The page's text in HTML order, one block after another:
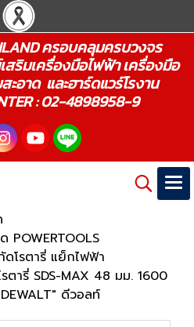
ครอบคลุมครบวงจร
ริมเครื่องมือไฟฟ้า เครื่องมือ
ะอาด และฮาร์ดแวร์โรงาน
: 02-4898958-9
POWERTOOLS
ดโรตารี่ แย็กไฟฟ้า
ตารี่ SDS-MAX 48 มม. 1600
ดีวอลท์